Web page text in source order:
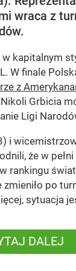
wraca z
w kapitalnym
W finale
z
Grbicia
Ligi
i
że w pełni
rankingu
po
sytuacja
DALEJ